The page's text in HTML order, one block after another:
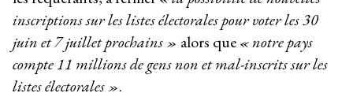
inscriptions sur les listes électorales pour voter les 30
juin et 7 juillet prochains » alors que« notre pays
compte 11 millions de gens non et mal-inscrits sur les
listes électorales ».